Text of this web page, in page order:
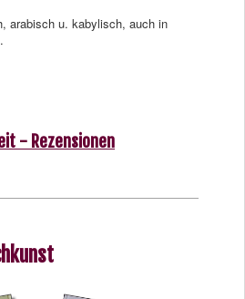
arabisch u. kabylisch, auch in
- Rezensionen